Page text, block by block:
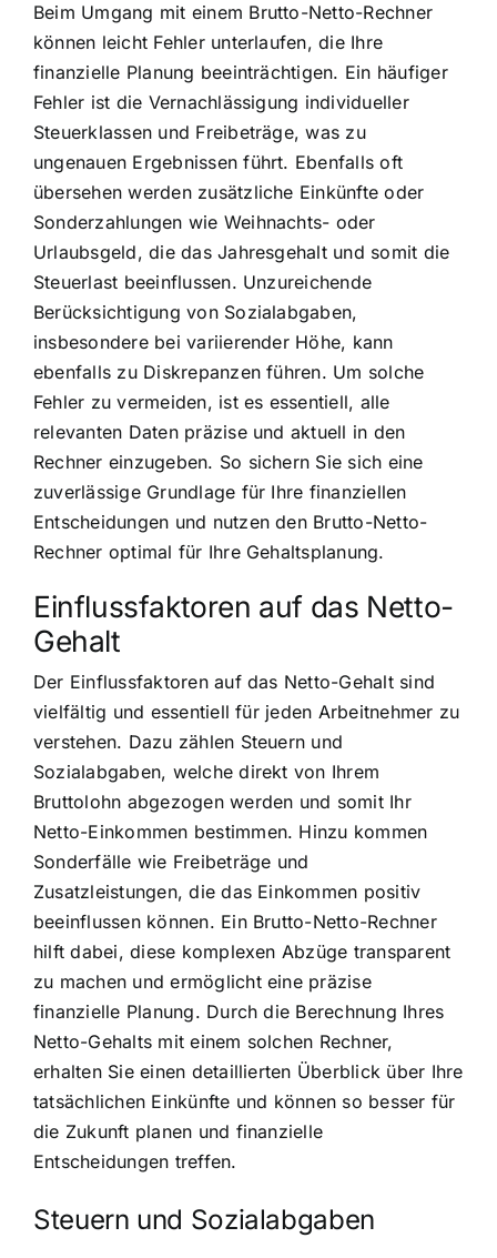
Beim Umgang mit einem Brutto-Netto-Rechner
können leicht Fehler unterlaufen, die Ihre
finanzielle Planung beeinträchtigen. Ein häufiger
Fehler ist die Vernachlässigung individueller
Steuerklassen und Freibeträge, was zu
ungenauen Ergebnissen führt. Ebenfalls oft
übersehen werden zusätzliche Einkünfte oder
Sonderzahlungen wie Weihnachts- oder
Urlaubsgeld, die das Jahresgehalt und somit die
Steuerlast beeinflussen. Unzureichende
Berücksichtigung von Sozialabgaben,
insbesondere bei variierender Höhe, kann
ebenfalls zu Diskrepanzen führen. Um solche
Fehler zu vermeiden, ist es essentiell, alle
relevanten Daten präzise und aktuell in den
Rechner einzugeben. So sichern Sie sich eine
zuverlässige Grundlage für Ihre finanziellen
Entscheidungen und nutzen den Brutto-Netto-
Rechner optimal für Ihre Gehaltsplanung.
Einflussfaktoren auf das Netto-
Gehalt
Der Einflussfaktoren auf das Netto-Gehalt sind
vielfältig und essentiell für jeden Arbeitnehmer zu
verstehen. Dazu zählen Steuern und
Sozialabgaben, welche direkt von Ihrem
Bruttolohn abgezogen werden und somit Ihr
Netto-Einkommen bestimmen. Hinzu kommen
Sonderfälle wie Freibeträge und
Zusatzleistungen, die das Einkommen positiv
beeinflussen können. Ein Brutto-Netto-Rechner
hilft dabei, diese komplexen Abzüge transparent
zu machen und ermöglicht eine präzise
finanzielle Planung. Durch die Berechnung Ihres
Netto-Gehalts mit einem solchen Rechner,
erhalten Sie einen detaillierten Überblick über Ihre
tatsächlichen Einkünfte und können so besser für
die Zukunft planen und finanzielle
Entscheidungen treffen.
Steuern und Sozialabgaben